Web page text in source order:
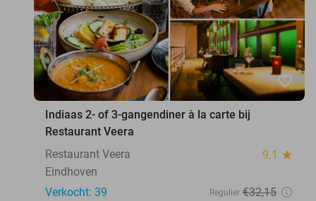
favorite_border
Indiaas 2- of 3-gangendiner à la carte bij
Restaurant Veera
Restaurant Veera
9.1 star
Eindhoven
Verkocht: 39
Regulier €32,15